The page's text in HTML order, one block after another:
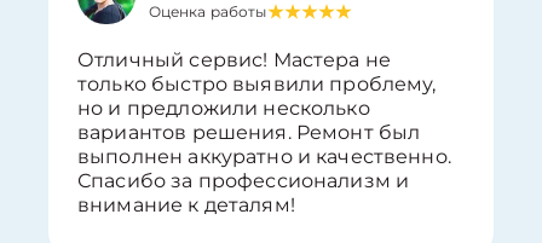
Оценка работы
Отличный сервис! Мастера не
только быстро выявили проблему,
но и предложили несколько
вариантов решения. Ремонт был
выполнен аккуратно и качественно.
Спасибо за профессионализм и
внимание к деталям!